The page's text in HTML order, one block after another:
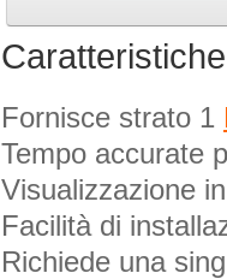
Caratteristiche
Fornisce strato 1
Tempo accurate
Visualizzazione
Facilità di
Richiede una